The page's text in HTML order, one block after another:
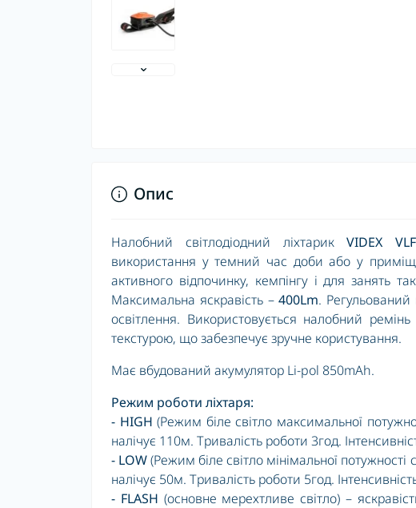
Опис
Налобний світлодіодний ліхтарикVIDEX
використання у темний час доби або у
активного відпочинку, кемпінгу і для занять
Максимальна яскравість –400Lm. Регульований
освітлення. Використовується налобний
текстурою, що забезпечує зручне користування.
Має вбудований акумулятор Li-pol 850mAh.
Режим роботи ліхтаря:
- HIGH (Режим біле світло максимальної
налічує 110м. Тривалість роботи 3год.
- LOW(Режим біле світло мінімальної потужності
налічує 50м. Тривалість роботи 5год.
- FLASH (основне мерехтливе світло) –